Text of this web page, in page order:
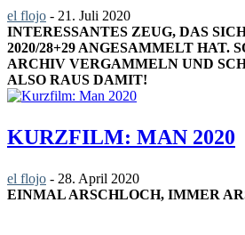
el flojo - 21. Juli 2020
INTERESSANTES ZEUG, DAS
2020/28+29 ANGESAMMELT HAT.
ARCHIV VERGAMMELN UND
ALSO RAUS DAMIT!
KURZFILM: MAN 2020
el flojo - 28. April 2020
EINMAL ARSCHLOCH, IMMER